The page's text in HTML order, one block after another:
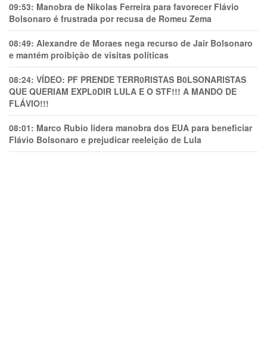
09:53: Manobra de Nikolas Ferreira para favorecer Flávio
Bolsonaro é frustrada por recusa de Romeu Zema
08:49: Alexandre de Moraes nega recurso de Jair Bolsonaro
e mantém proibição de visitas políticas
08:24: VÍDEO: PF PRENDE TERR0RlSTAS B0LSONARlSTAS
QUE QUERIAM EXPL0DlR LULA E O STF!!! A MANDO DE
FLÁVIO!!!
08:01: Marco Rubio lidera manobra dos EUA para beneficiar
Flávio Bolsonaro e prejudicar reeleição de Lula